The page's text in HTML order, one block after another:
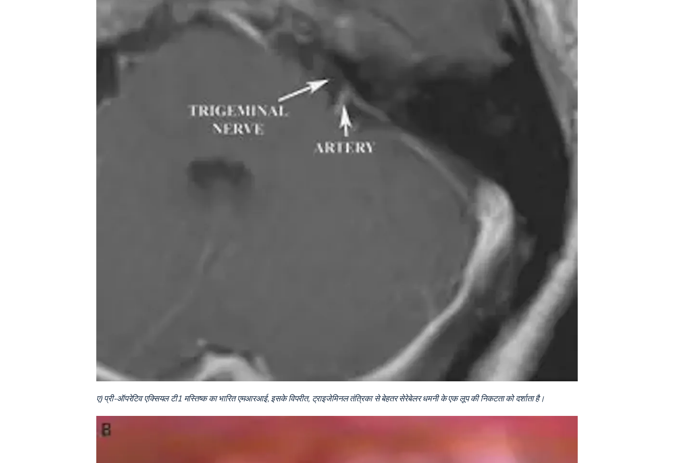
ए) प्री-ऑपरेटिव एक्सियल टी1 मस्तिष्क का भारित एमआरआई, इसके विपरीत, ट्राइजेमिनल तंत्रिका से बेहतर सेरेबेलर धमनी के एक लूप की निकटता को दर्शाता है।